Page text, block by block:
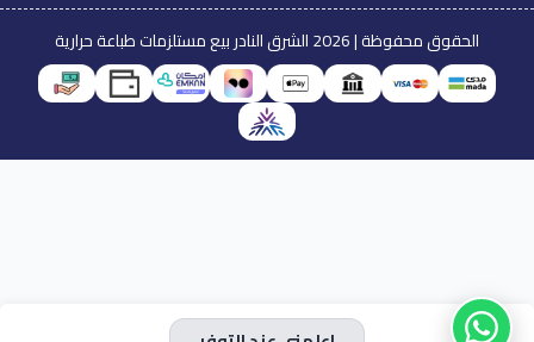
الحقوق محفوظة | 2026 الشرق النادر بيع مستلزمات طباعة حرارية